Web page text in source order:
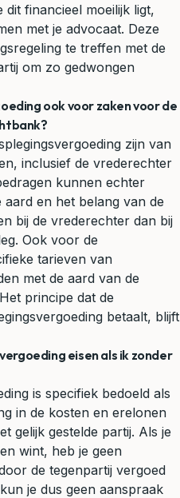
financieel moeilijk ligt,
met je advocaat. Deze
te treffen met de
om zo gedwongen
ook voor zaken voor de
zijn van
inclusief de vrederechter
kunnen echter
en het belang van de
bij de vrederechter dan bij
Ook voor de
tarieven van
met de aard van de
principe dat de
betaalt, blijft
eisen als ik zonder
is specifiek bedoeld als
in de kosten en erelonen
gelijk gestelde partij. Als je
wint, heb je geen
de tegenpartij vergoed
je dus geen aanspraak